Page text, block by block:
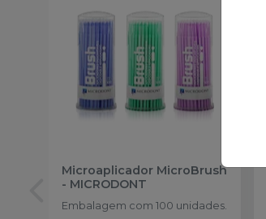
Microaplicador MicroBrush
- MICRODONT
Embalagem com 100 unidades.